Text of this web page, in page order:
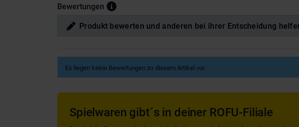
Bewertungen
Produkt bewerten und anderen bei ihrer Entscheidung
Es liegen keine Bewertungen zu diesem Artikel vor.
Spielwaren gibt´s in deiner ROFU-Filiale